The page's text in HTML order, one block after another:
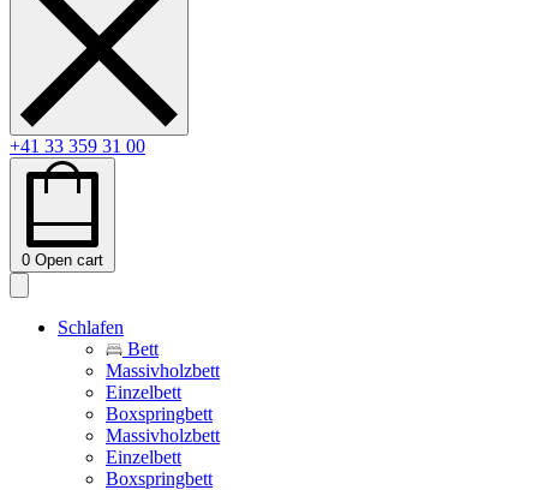
+41 33 359 31 00
0 Open cart
Schlafen
Bett
Massivholzbett
Einzelbett
Boxspringbett
Massivholzbett
Einzelbett
Boxspringbett